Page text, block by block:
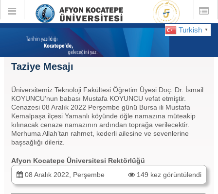
Toggle
global
Toggle
Turkish ▼
Taziye Mesajı
Üniversitemiz Teknoloji Fakültesi Öğretim Üyesi Doç. Dr. İsmail
KOYUNCU’nun babası Mustafa KOYUNCU vefat etmiştir.
Cenazesi 08 Aralık 2022 Perşembe günü Bursa ili Mustafa
Kemalpaşa ilçesi Yamanlı köyünde öğle namazına müteakip
kılınacak cenaze namazının ardından toprağa verilecektir.
Merhuma Allah’tan rahmet, kederli ailesine ve sevenlerine
başsağlığı dileriz.
Afyon Kocatepe Üniversitesi Rektörlüğü
08 Aralık 2022, Perşembe
149 kez görüntülendi